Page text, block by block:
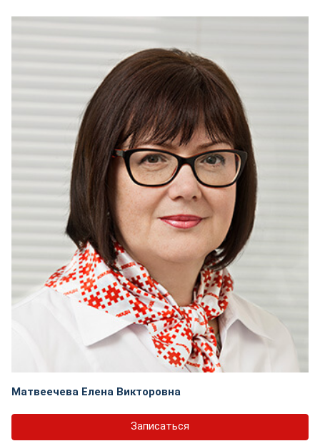
Матвеечева Елена Викторовна
Записаться